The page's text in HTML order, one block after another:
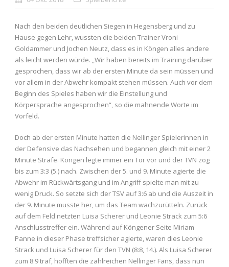
Nach den beiden deutlichen Siegen in Hegensberg und zu
Hause gegen Lehr, wussten die beiden Trainer Vroni
Goldammer und Jochen Neutz, dass es in Köngen alles andere
als leicht werden würde. „Wir haben bereits im Training darüber
gesprochen, dass wir ab der ersten Minute da sein müssen und
vor allem in der Abwehr kompakt stehen müssen. Auch vor dem
Beginn des Spieles haben wir die Einstellung und
Körpersprache angesprochen“, so die mahnende Worte im
Vorfeld.
Doch ab der ersten Minute hatten die Nellinger Spielerinnen in
der Defensive das Nachsehen und begannen gleich mit einer 2
Minute Strafe. Köngen legte immer ein Tor vor und der TVN zog
bis zum 3:3 (5.) nach. Zwischen der 5. und 9. Minute agierte die
Abwehr im Rückwärtsgang und im Angriff spielte man mit zu
wenig Druck. So setzte sich der TSV auf 3:6 ab und die Auszeit in
der 9. Minute musste her, um das Team wachzurütteln. Zurück
auf dem Feld netzten Luisa Scherer und Leonie Strack zum 5:6
Anschlusstreffer ein. Während auf Köngener Seite Miriam
Panne in dieser Phase treffsicher agierte, waren dies Leonie
Strack und Luisa Scherer für den TVN (8:8, 14.). Als Luisa Scherer
zum 8:9 traf, hofften die zahlreichen Nellinger Fans, dass nun